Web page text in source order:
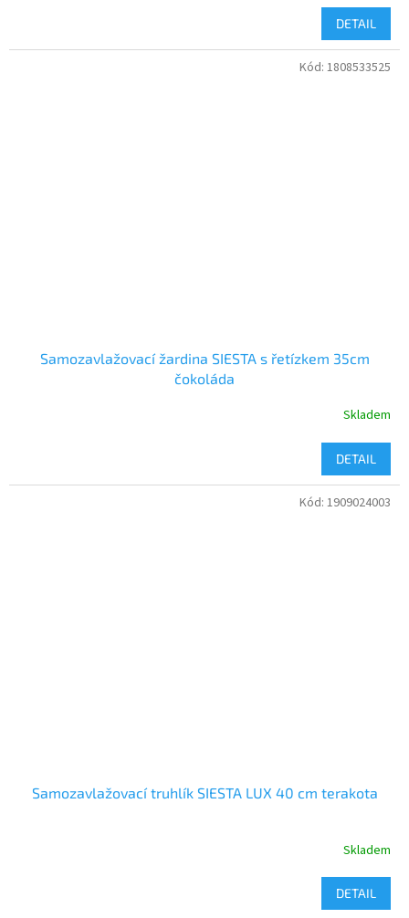
DETAIL
Samozavlažovací žardina SIESTA s řetízkem 35cm
čokoláda
Skladem
DETAIL
Kód: 1808533525
Samozavlažovací truhlík SIESTA LUX 40 cm terakota
Skladem
DETAIL
Kód: 1909024003